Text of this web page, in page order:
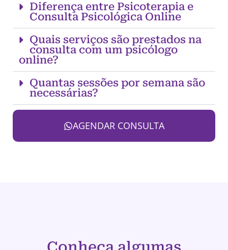
Diferença entre Psicoterapia e
Consulta Psicológica Online
Quais serviços são prestados na
consulta com um psicólogo
online?
Quantas sessões por semana são
necessárias?
AGENDAR CONSULTA